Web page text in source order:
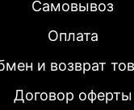
Самовывоз
Оплата
и возврат
Договор оферты